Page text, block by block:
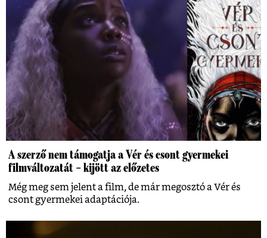
A szerző nem támogatja a Vér és csont gyermekei
filmváltozatát – kijött az előzetes
Még meg sem jelent a film, de már megosztó a Vér és
csont gyermekei adaptációja.